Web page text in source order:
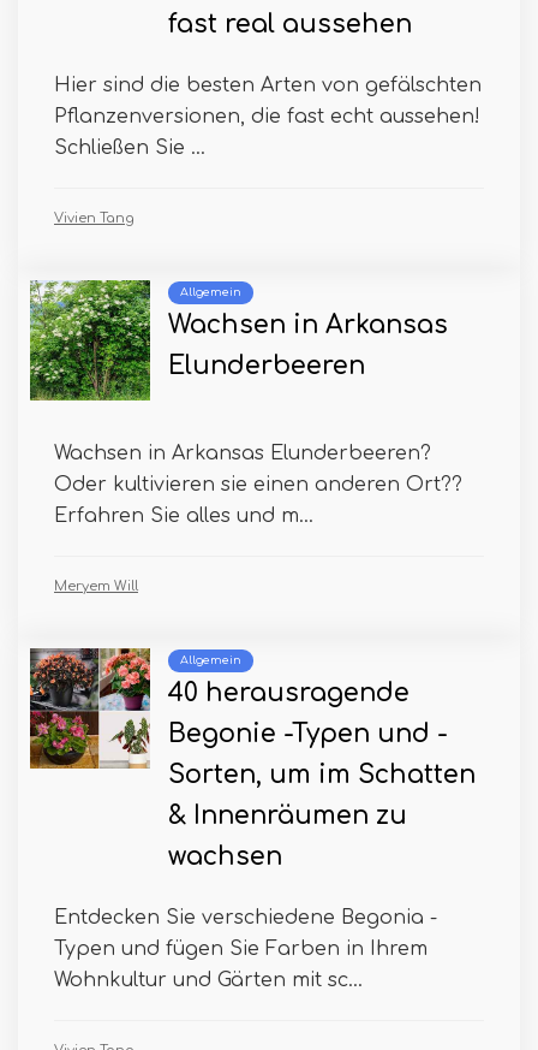
fast real aussehen
Hier sind die besten Arten von gefälschten
Pflanzenversionen, die fast echt aussehen!
Schließen Sie ...
Vivien Tang
Allgemein
Wachsen in Arkansas
Elunderbeeren
Wachsen in Arkansas Elunderbeeren?
Oder kultivieren sie einen anderen Ort??
Erfahren Sie alles und m...
Meryem Will
Allgemein
40 herausragende
Begonie -Typen und -
Sorten, um im Schatten
& Innenräumen zu
wachsen
Entdecken Sie verschiedene Begonia -
Typen und fügen Sie Farben in Ihrem
Wohnkultur und Gärten mit sc...